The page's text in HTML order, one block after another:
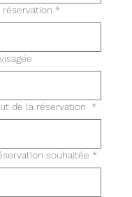
*
de la réservation *
souhaitée *